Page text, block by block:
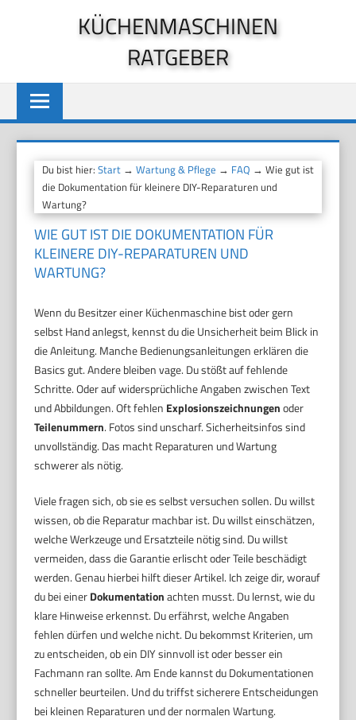
KÜCHENMASCHINEN
RATGEBER
Du bist hier:Start →Wartung & Pflege → FAQ → Wie gut ist
die Dokumentation für kleinere DIY-Reparaturen und
Wartung?
WIE GUT IST DIE DOKUMENTATION FÜR
KLEINERE DIY-REPARATUREN UND
WARTUNG?
Wenn du Besitzer einer Küchenmaschine bist oder gern
selbst Hand anlegst, kennst du die Unsicherheit beim Blick in
die Anleitung. Manche Bedienungsanleitungen erklären die
Basics gut. Andere bleiben vage. Du stößt auf fehlende
Schritte. Oder auf widersprüchliche Angaben zwischen Text
und Abbildungen. Oft fehlen Explosionszeichnungenoder
Teilenummern. Fotos sind unscharf. Sicherheitsinfos sind
unvollständig. Das macht Reparaturen und Wartung
schwerer als nötig.
Viele fragen sich, ob sie es selbst versuchen sollen. Du willst
wissen, ob die Reparatur machbar ist. Du willst einschätzen,
welche Werkzeuge und Ersatzteile nötig sind. Du willst
vermeiden, dass die Garantie erlischt oder Teile beschädigt
werden. Genau hierbei hilft dieser Artikel. Ich zeige dir, worauf
du bei einerDokumentationachten musst. Du lernst, wie du
klare Hinweise erkennst. Du erfährst, welche Angaben
fehlen dürfen und welche nicht. Du bekommst Kriterien, um
zu entscheiden, ob ein DIY sinnvoll ist oder besser ein
Fachmann ran sollte. Am Ende kannst du Dokumentationen
schneller beurteilen. Und du triffst sicherere Entscheidungen
bei kleinen Reparaturen und der normalen Wartung.